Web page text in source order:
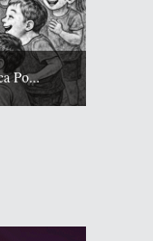
Po...